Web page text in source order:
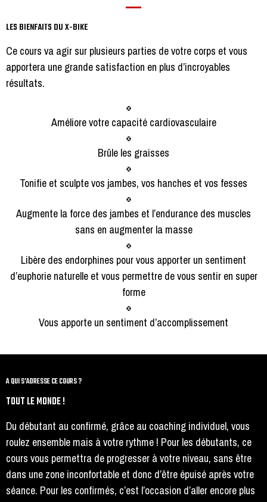
LES BIENFAITS DU X-BIKE
Ce cours va agir sur plusieurs parties de votre corps et vous
apportera une grande satisfaction en plus d’incroyables
résultats.
Améliore votre capacité cardiovasculaire
Brûle les graisses
Tonifie et sculpte vos jambes, vos hanches et vos fesses
Augmente la force des jambes et l’endurance des muscles
sans en augmenter la masse
Libère des endorphines pour vous apporter un sentiment
d’euphorie naturelle et vous permettre de vous sentir en super
forme
Vous apporte un sentiment d’accomplissement
A QUI S’ADRESSE CE COURS ?
TOUT LE MONDE !
Du débutant au confirmé, grâce au coaching individuel, vous
roulez ensemble mais à votre rythme ! Pour les débutants, ce
cours vous permettra de progresser à votre niveau, sans être
dans une zone inconfortable et donc d’être épuisé après votre
séance. Pour les confirmés, c’est l’occasion d’aller encore plus